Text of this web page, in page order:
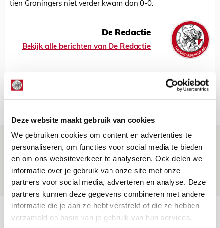
Deze website maakt gebruik van cookies
We gebruiken cookies om content en advertenties te
personaliseren, om functies voor social media te bieden
en om ons websiteverkeer te analyseren. Ook delen we
informatie over je gebruik van onze site met onze
partners voor social media, adverteren en analyse. Deze
partners kunnen deze gegevens combineren met andere
informatie die je aan ze hebt verstrekt of die ze hebben
verzameld op basis van je gebruik van hun services.
tien Groningers niet verder kwam dan 0-0.
De Redactie
Bekijk alle berichten van De Redactie
Net binnen //
Ter Stegen over uitdagingen en
leidersrol bij Ajax
05 AUGUSTUS 2026 - 20:00
NIEUWS
Míchels elf: zie jij al rol voor